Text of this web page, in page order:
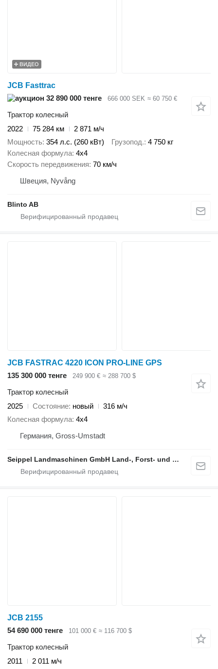
ВИДЕО
JCB Fasttrac
32 890 000 тенге
666 000 SEK ≈ 60 750 €
Трактор колесный
2022
75 284 км
2 871 м/ч
Мощность 354 л.с. (260 кВт) Грузопод. 4 750 кг
Колесная формула 4x4
Скорость передвижения 70 км/ч
Швеция, Nyvång
Blinto AB
JCB FASTRAC 4220 ICON PRO-LINE GPS
135 300 000 тенге
249 900 € ≈ 288 700 $
Трактор колесный
2025
Состояние новый
316 м/ч
Колесная формула 4x4
Германия, Gross-Umstadt
Seippel Landmaschinen GmbH Land-, Forst- und Gartentechnik
JCB 2155
54 690 000 тенге
101 000 € ≈ 116 700 $
Трактор колесный
2011
2 011 м/ч